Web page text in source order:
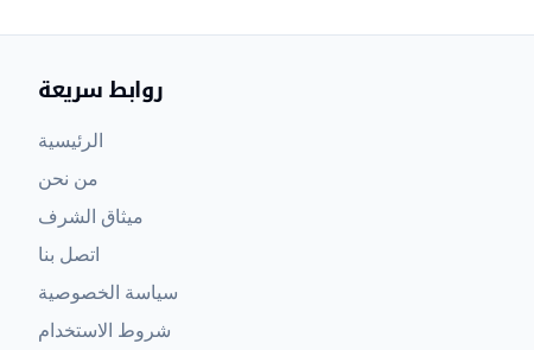
روابط سريعة
الرئيسية
من نحن
ميثاق الشرف
اتصل بنا
سياسة الخصوصية
شروط الاستخدام